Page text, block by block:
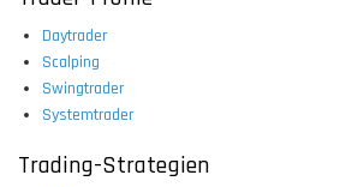
Daytrader
Scalping
Swingtrader
Systemtrader
Trading-Strategien